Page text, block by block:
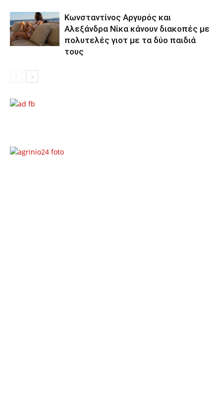
Κωνσταντίνος Αργυρός και
Αλεξάνδρα Νίκα κάνουν διακοπές με
πολυτελές γιοτ με τα δύο παιδιά
τους